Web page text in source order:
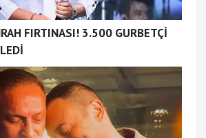
FIRTINASI! 3.500 GURBETÇİ